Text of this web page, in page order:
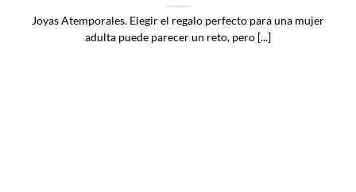
Joyas Atemporales. Elegir el regalo perfecto para una mujer
adulta puede parecer un reto, pero [...]